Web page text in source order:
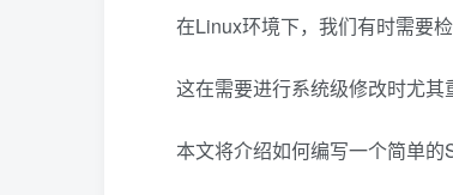
在Linux环境下，我们有时需要
这在需要进行系统级修改时尤其
本文将介绍如何编写一个简单的